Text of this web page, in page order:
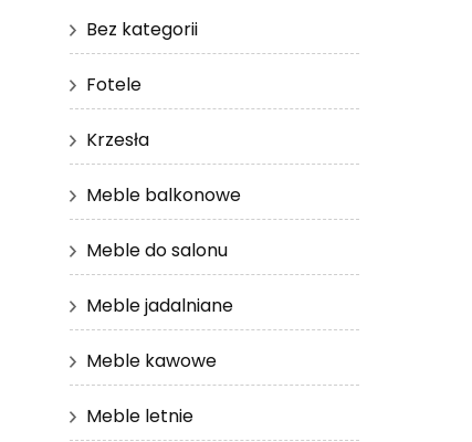
Bez kategorii
Fotele
Krzesła
Meble balkonowe
Meble do salonu
Meble jadalniane
Meble kawowe
Meble letnie